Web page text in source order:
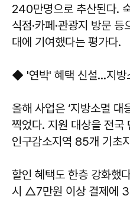
240만명으로 추산된다.
식점·카페·관광지 방문
대에 기여했다는 평가다.
◆ '연박' 혜택 신설…지방
올해 사업은 ‘지방소멸 대
찍었다. 지원 대상을 전국
인구감소지역 85개 기초
할인 혜택도 한층 강화했
시 △7만원 이상 결제에